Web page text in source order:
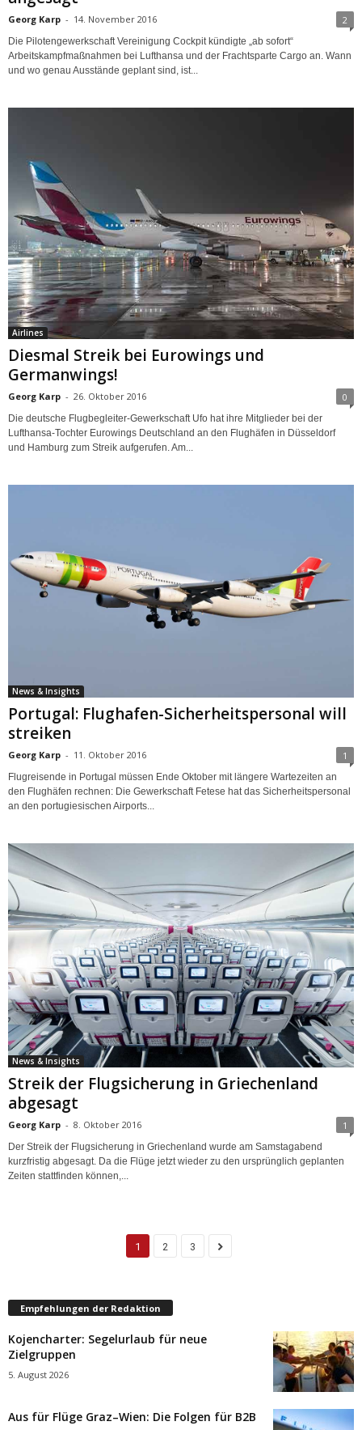
Georg Karp - 14. November 2016 2
Die Pilotengewerkschaft Vereinigung Cockpit kündigte „ab sofort“
Arbeitskampfmaßnahmen bei Lufthansa und der Frachtsparte Cargo an. Wann
und wo genau Ausstände geplant sind, ist...
Airlines
Diesmal Streik bei Eurowings und
Germanwings!
Georg Karp - 26. Oktober 2016 0
Die deutsche Flugbegleiter-Gewerkschaft Ufo hat ihre Mitglieder bei der
Lufthansa-Tochter Eurowings Deutschland an den Flughäfen in Düsseldorf
und Hamburg zum Streik aufgerufen. Am...
News & Insights
Portugal: Flughafen-Sicherheitspersonal will
streiken
Georg Karp - 11. Oktober 2016 1
Flugreisende in Portugal müssen Ende Oktober mit längere Wartezeiten an
den Flughäfen rechnen: Die Gewerkschaft Fetese hat das Sicherheitspersonal
an den portugiesischen Airports...
News & Insights
Streik der Flugsicherung in Griechenland
abgesagt
Georg Karp - 8. Oktober 2016 1
Der Streik der Flugsicherung in Griechenland wurde am Samstagabend
kurzfristig abgesagt. Da die Flüge jetzt wieder zu den ursprünglich geplanten
Zeiten stattfinden können,...
1 2 3
Empfehlungen der Redaktion
Kojencharter: Segelurlaub für neue
Zielgruppen
5. August 2026
Aus für Flüge Graz–Wien: Die Folgen für B2B